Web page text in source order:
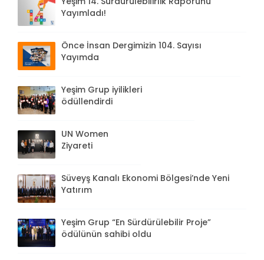
Yayımladı!
Önce İnsan Dergimizin 104. Sayısı
Yayımda
Yeşim Grup iyilikleri
ödüllendirdi
UN Women
Ziyareti
Süveyş Kanalı Ekonomi Bölgesi’nde Yeni
Yatırım
Yeşim Grup “En Sürdürülebilir Proje”
ödülünün sahibi oldu